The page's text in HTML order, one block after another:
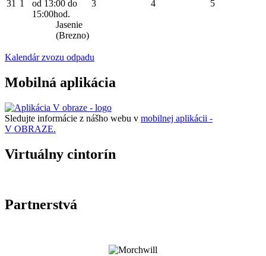
31 1
od 13:00 do
15:00hod.
Jasenie
(Brezno)
3 4 5
Kalendár zvozu odpadu
Mobilná aplikácia
Sledujte informácie z nášho webu v mobilnej aplikácii -
V OBRAZE.
Virtuálny cintorín
Partnerstvá